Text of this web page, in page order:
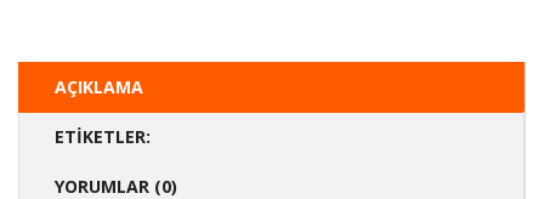
AÇIKLAMA
ETIKETLER:
YORUMLAR (0)